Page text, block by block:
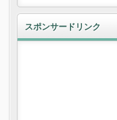
スポンサードリンク